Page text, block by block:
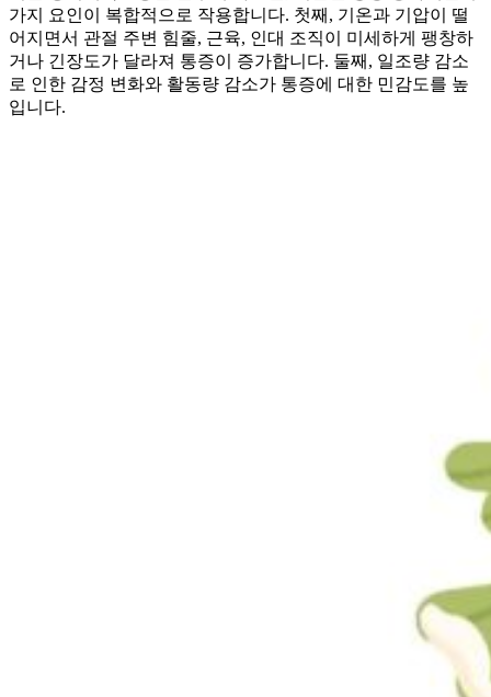
가지 요인이 복합적으로 작용합니다. 첫째, 기온과 기압이 떨
어지면서 관절 주변 힘줄, 근육, 인대 조직이 미세하게 팽창하
거나 긴장도가 달라져 통증이 증가합니다. 둘째, 일조량 감소
로 인한 감정 변화와 활동량 감소가 통증에 대한 민감도를 높
입니다.